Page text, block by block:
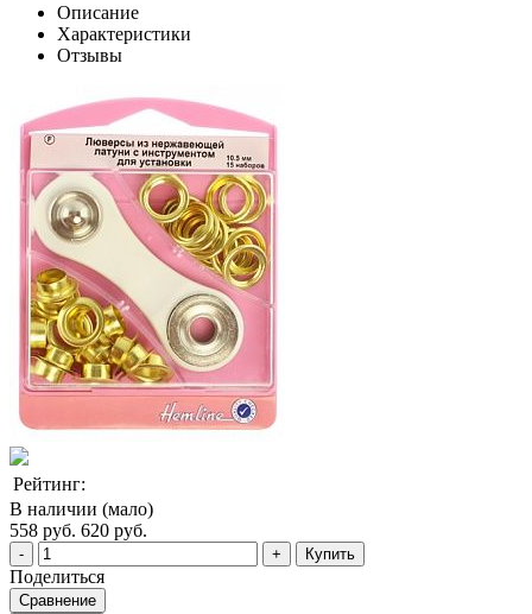
Описание
Характеристики
Отзывы
Рейтинг:
В наличии (мало)
558 руб. 620 руб.
Купить
Поделиться
Сравнение